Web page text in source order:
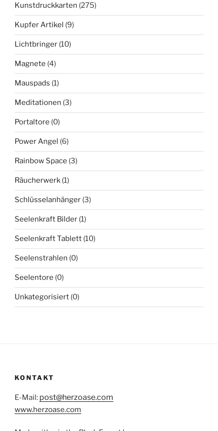
Kunstdruckkarten (275)
Kupfer Artikel (9)
Lichtbringer (10)
Magnete (4)
Mauspads (1)
Meditationen (3)
Portaltore (0)
Power Angel (6)
Rainbow Space (3)
Räucherwerk (1)
Schlüsselanhänger (3)
Seelenkraft Bilder (1)
Seelenkraft Tablett (10)
Seelenstrahlen (0)
Seelentore (0)
Unkategorisiert (0)
KONTAKT
E-Mail: post@herzoase.com
www.herzoase.com